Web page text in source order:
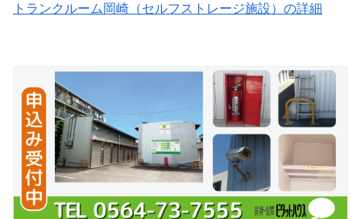
トランクルーム岡崎（セルフストレージ施設）の詳細